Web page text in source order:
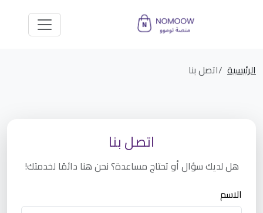
الرئيسية اتصل بنا
اتصل بنا
هل لديك سؤال أو تحتاج مساعدة؟ نحن هنا دائمًا لخدمتك!
الاسم